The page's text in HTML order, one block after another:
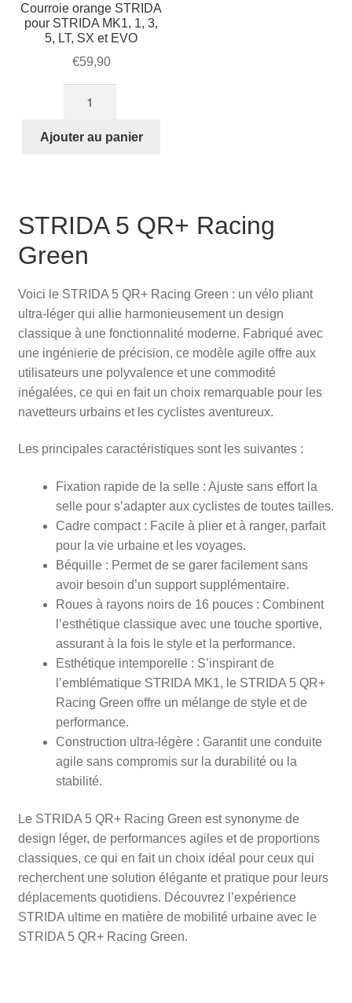
Courroie orange STRIDA
pour STRIDA MK1, 1, 3,
5, LT, SX et EVO
€59,90
Courroie
MK1,
1,
5,
LT,
SX
et
EVO
Ajouter au panier
STRIDA 5 QR+ Racing
Green
Voici le STRIDA 5 QR+ Racing Green : un vélo pliant
ultra-léger qui allie harmonieusement un design
classique à une fonctionnalité moderne. Fabriqué avec
une ingénierie de précision, ce modèle agile offre aux
utilisateurs une polyvalence et une commodité
inégalées, ce qui en fait un choix remarquable pour les
navetteurs urbains et les cyclistes aventureux.
Les principales caractéristiques sont les suivantes :
Fixation rapide de la selle : Ajuste sans effort la
selle pour s’adapter aux cyclistes de toutes tailles.
Cadre compact : Facile à plier et à ranger, parfait
pour la vie urbaine et les voyages.
Béquille : Permet de se garer facilement sans
avoir besoin d’un support supplémentaire.
Roues à rayons noirs de 16 pouces : Combinent
l’esthétique classique avec une touche sportive,
assurant à la fois le style et la performance.
Esthétique intemporelle : S’inspirant de
l’emblématique STRIDA MK1, le STRIDA 5 QR+
Racing Green offre un mélange de style et de
performance.
Construction ultra-légère : Garantit une conduite
agile sans compromis sur la durabilité ou la
stabilité.
Le STRIDA 5 QR+ Racing Green est synonyme de
design léger, de performances agiles et de proportions
classiques, ce qui en fait un choix idéal pour ceux qui
recherchent une solution élégante et pratique pour leurs
déplacements quotidiens. Découvrez l’expérience
STRIDA ultime en matière de mobilité urbaine avec le
STRIDA 5 QR+ Racing Green.